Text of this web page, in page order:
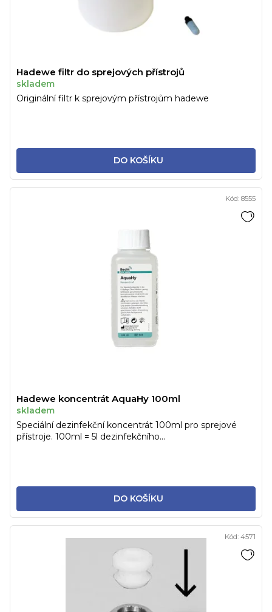
Hadewe filtr do sprejových přístrojů
skladem
DO KOŠÍKU
Originální filtr k sprejovým přístrojům hadewe
Hadewe koncentrát AquaHy 100ml
skladem
DO KOŠÍKU
Speciální dezinfekční koncentrát 100ml pro sprejové
přístroje. 100ml = 5l dezinfekčního...
Kód: 8555
Kód: 4571